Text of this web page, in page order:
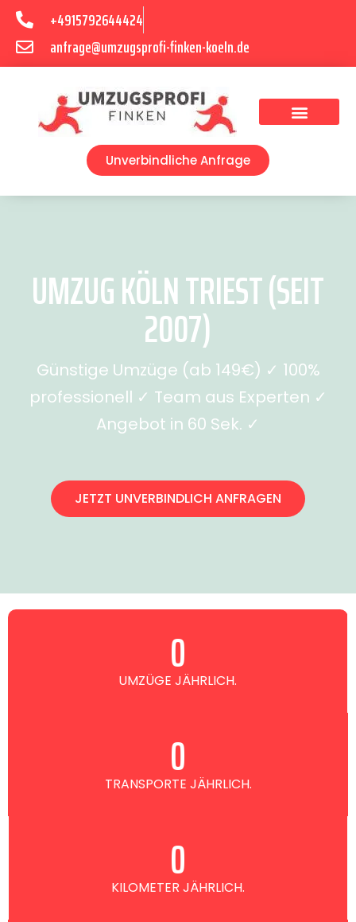
+4915792644424
anfrage@umzugsprofi-finken-koeln.de
Unverbindliche Anfrage
UMZUG KÖLN TRIEST (SEIT
2007)
Günstige Umzüge (ab 149€) ✓ 100%
professionell ✓ Team aus Experten ✓
Angebot in 60 Sek. ✓
JETZT UNVERBINDLICH ANFRAGEN
UMZÜGE JÄHRLICH.
0
TRANSPORTE JÄHRLICH.
0
KILOMETER JÄHRLICH.
0